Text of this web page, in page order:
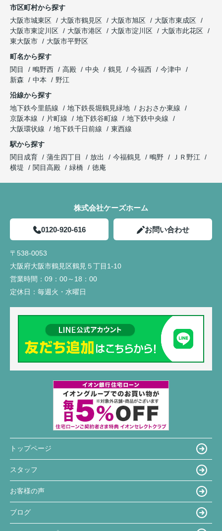
市区町村から探す
大阪市城東区
大阪市鶴見区 大阪市旭区
大阪市東成区
大阪市東淀川区
大阪市港区 大阪市淀川区
大阪市此花区
東大阪市
大阪市平野区
町名から探す
関目
鴫野西 高殿 中央 鶴見 今福西
今津中
新森
中本
野江
沿線から探す
地下鉄今里筋線
地下鉄長堀鶴見緑地
おおさか東線
京阪本線
片町線 地下鉄谷町線
地下鉄中央線
大阪環状線
地下鉄千日前線
東西線
駅から探す
関目成育
蒲生四丁目 放出 今福鶴見 鴫野
ＪＲ野江
横堤
関目高殿 緑橋 徳庵
株式会社ケーズホーム
0120-920-616 お問い合わせ
〒538-0053
大阪府大阪市鶴見区鶴見５丁目1-10
営業時間： 09：00～18：00
定休日： 毎週火・水曜日
トップページ
スタッフ
お客様の声
ブログ